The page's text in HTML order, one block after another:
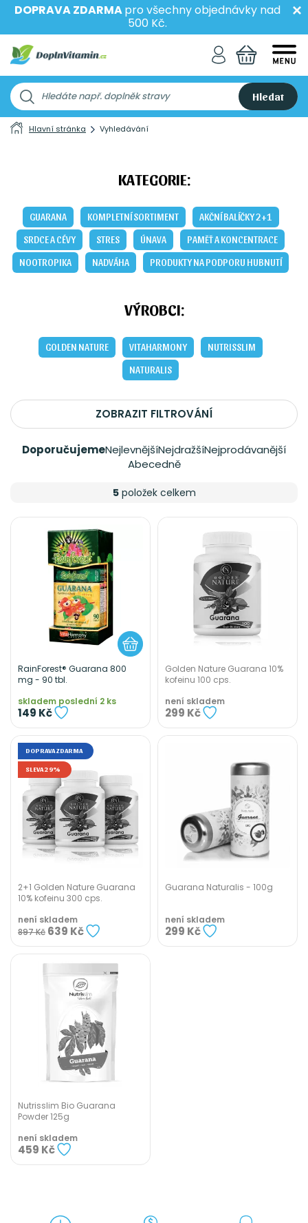
DOPRAVA ZDARMApro všechny objednávky nad
500 Kč.
Hledat
Hlavní stránka Vyhledávání
KATEGORIE:
GUARANA KOMPLETNÍ SORTIMENT
AKČNÍ BALÍČKY 2+1
SRDCE A CÉVY
STRES ÚNAVA
PAMĚŤ A KONCENTRACE
NOOTROPIKA
NADVÁHA PRODUKTY NA PODPORU HUBNUTÍ
VÝROBCI:
GOLDEN NATURE VITAHARMONY
NUTRISSLIM
NATURALIS
ZOBRAZIT FILTROVÁNÍ
DoporučujemeNejlevnějšíNejdražšíNejprodávanější
Abecedně
5položek celkem
RainForest® Guarana 800
mg - 90 tbl.
skladem poslední 2 ks
149 Kč
Golden Nature Guarana 10%
kofeinu 100 cps.
není skladem
299 Kč
DOPRAVA ZDARMA
SLEVA 29%
2+1 Golden Nature Guarana
10% kofeinu 300 cps.
není skladem
897 Kč 639 Kč
Guarana Naturalis - 100g
není skladem
299 Kč
Nutrisslim Bio Guarana
Powder 125g
není skladem
459 Kč